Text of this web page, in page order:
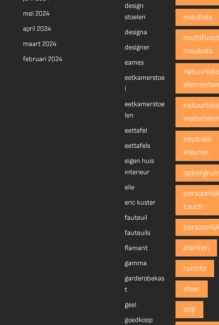
mei 2024
april 2024
maart 2024
februari 2024
design
stoelen
designa
designer
eames
eetkamerstoe
l
eetkamerstoe
len
eettafel
eettafels
eigen huis
interieur
elle
eric kuster
fauteuil
fauteuils
flamant
gamma
garderobekas
t
geel
goedkoop
meubels
meubels
neutrale
kleuren
touch
planten
ruimte
sfeer
stijl